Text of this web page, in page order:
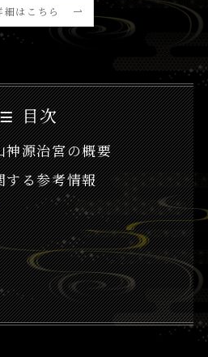
細はこちら
目次
神源治宮の概要
する参考情報